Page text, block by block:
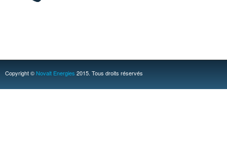
Copyright ©Novalt Energies 2015. Tous droits réservés